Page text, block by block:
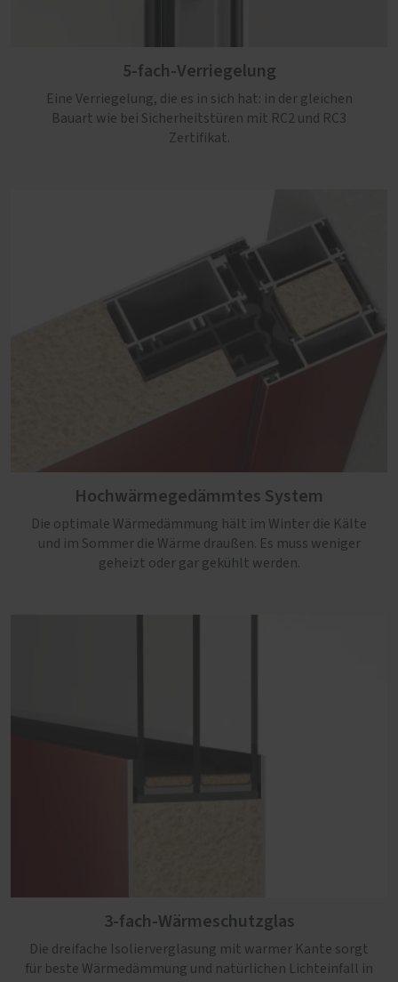
5-fach-Verriegelung
Eine Verriegelung, die es in sich hat: in der gleichen
Bauart wie bei Sicherheitstüren mit RC2 und RC3
Zertifikat.
Hochwärmegedämmtes System
Die optimale Wärmedämmung hält im Winter die Kälte
und im Sommer die Wärme draußen. Es muss weniger
geheizt oder gar gekühlt werden.
3-fach-Wärmeschutzglas
Die dreifache Isolierverglasung mit warmer Kante sorgt
für beste Wärmedämmung und natürlichen Lichteinfall in